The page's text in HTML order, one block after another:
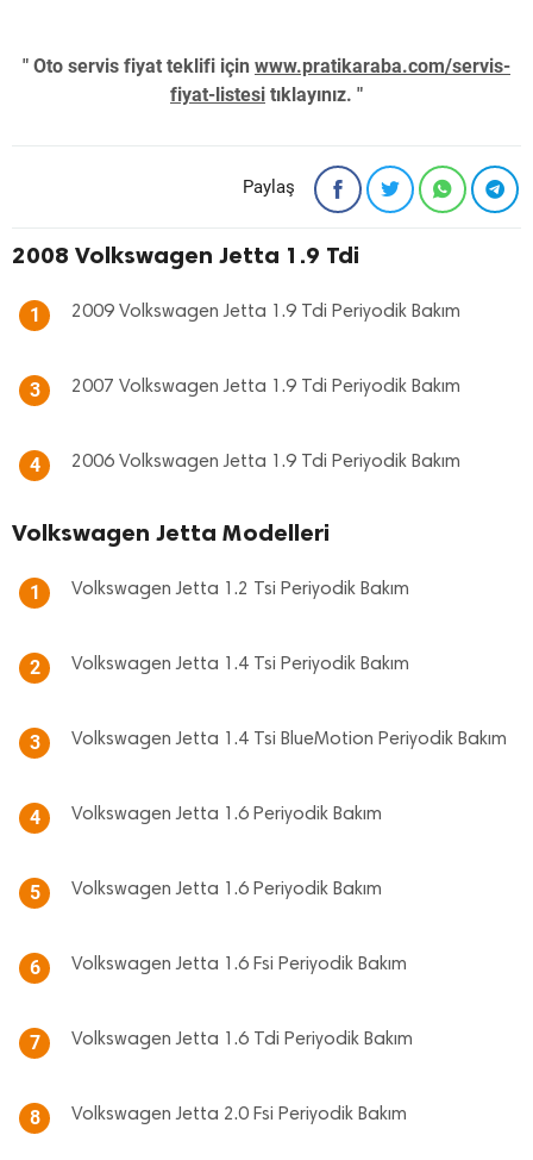
" Oto servis fiyat teklifi için www.pratikaraba.com/servis-
fiyat-listesi tıklayınız. "
Paylaş
2008 Volkswagen Jetta 1.9 Tdi
1 2009 Volkswagen Jetta 1.9 Tdi Periyodik Bakım
3 2007 Volkswagen Jetta 1.9 Tdi Periyodik Bakım
4 2006 Volkswagen Jetta 1.9 Tdi Periyodik Bakım
Volkswagen Jetta Modelleri
1 Volkswagen Jetta 1.2 Tsi Periyodik Bakım
2 Volkswagen Jetta 1.4 Tsi Periyodik Bakım
3 Volkswagen Jetta 1.4 Tsi BlueMotion Periyodik Bakım
4 Volkswagen Jetta 1.6 Periyodik Bakım
5 Volkswagen Jetta 1.6 Periyodik Bakım
6 Volkswagen Jetta 1.6 Fsi Periyodik Bakım
7 Volkswagen Jetta 1.6 Tdi Periyodik Bakım
8 Volkswagen Jetta 2.0 Fsi Periyodik Bakım